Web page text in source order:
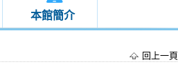
本館簡介
回上一頁